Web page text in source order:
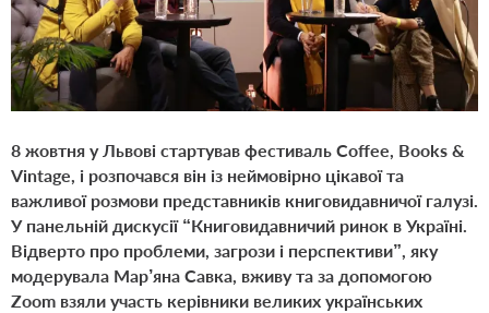
8 жовтня у Львові стартував фестиваль Coffee, Books &
Vintage, і розпочався він із неймовірно цікавої та
важливої розмови представників книговидавничої галузі.
У панельній дискусії “Книговидавничий ринок в Україні.
Відверто про проблеми, загрози і перспективи”, яку
модерувала Мар’яна Савка, вживу та за допомогою
Zoom взяли участь керівники великих українських